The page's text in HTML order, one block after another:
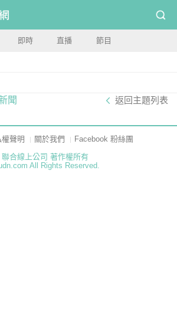
即時 直播 節目
聞 返回主題列表
權聲明 關於我們
Facebook 粉絲團
聯合線上公司 著作權所有
All Rights Reserved.